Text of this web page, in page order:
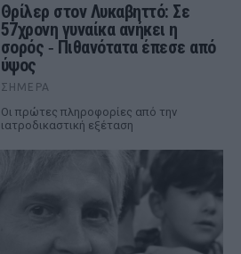
Θρίλερ στον Λυκαβηττό: Σε
57χρονη γυναίκα ανήκει η
σορός ‑ Πιθανότατα έπεσε από
ύψος
ΣΉΜΕΡΑ
Οι πρώτες πληροφορίες από την
ιατροδικαστική εξέταση